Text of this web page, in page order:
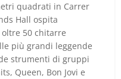
quadrati in Carrer
Hall ospita
50 chitarre
più grandi leggende
strumenti di gruppi
Queen, Bon Jovi e